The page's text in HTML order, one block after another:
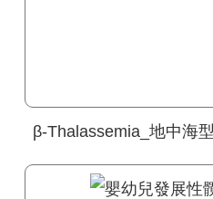
β-Thalassemia_地中海